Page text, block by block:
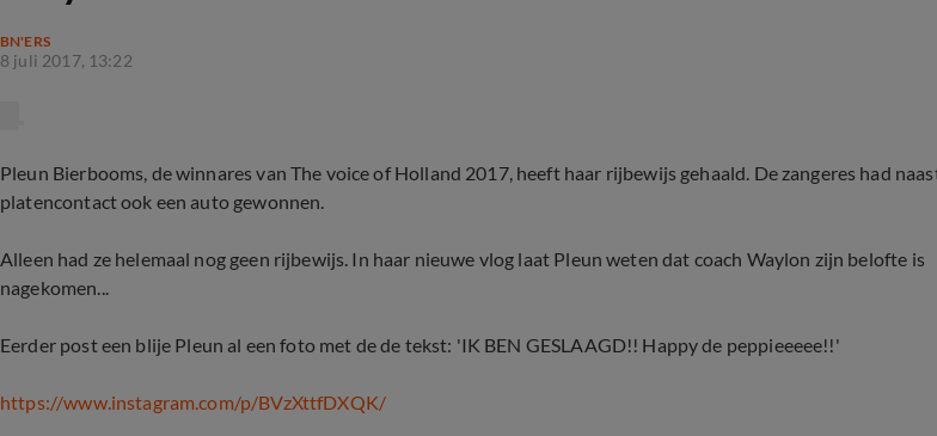
BN'ERS
8 juli 2017, 13:22
Pleun Bierbooms, de winnares van The voice of Holland 2017, heeft haar rijbewijs gehaald. De zangeres had
platencontact ook een auto gewonnen.
Alleen had ze helemaal nog geen rijbewijs. In haar nieuwe vlog laat Pleun weten dat coach Waylon zijn belofte is
nagekomen...
Eerder post een blije Pleun al een foto met de de tekst: 'IK BEN GESLAAGD!! Happy de peppieeeee!!'
https://www.instagram.com/p/BVzXttfDXQK/